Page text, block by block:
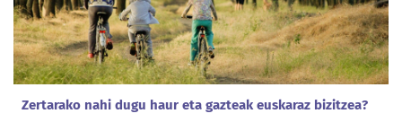
Zertarako nahi dugu haur eta gazteak euskaraz bizitzea?